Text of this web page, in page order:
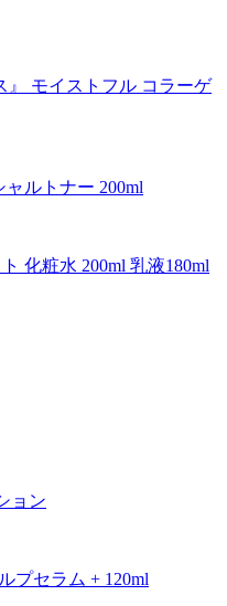
』 モイストフル コラーゲ
ルトナー 200ml
化粧水 200ml 乳液180ml
ョン
プセラム + 120ml